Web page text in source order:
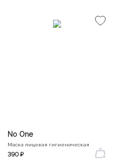
No One
Маска лицевая гигиеническая
390 ₽